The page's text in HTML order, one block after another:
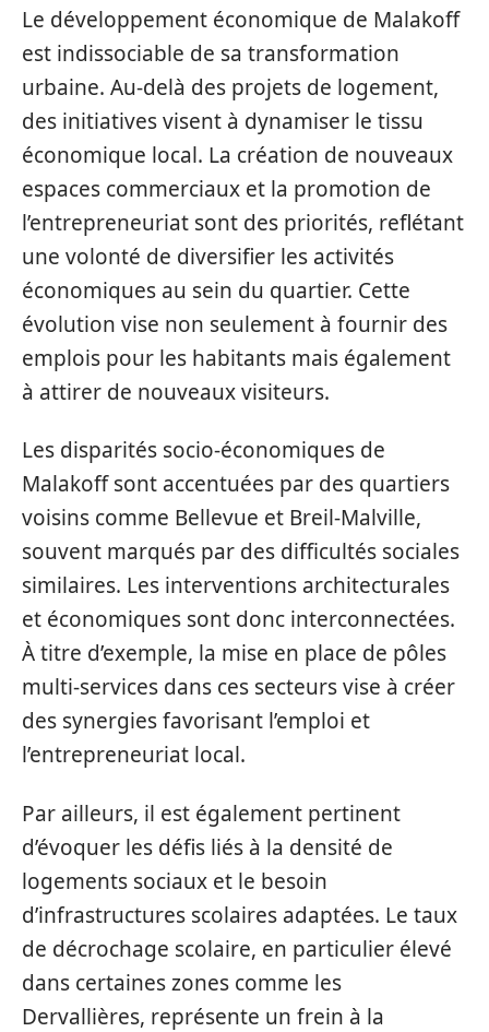
Le développement économique de Malakoff
est indissociable de sa transformation
urbaine. Au-delà des projets de logement,
des initiatives visent à dynamiser le tissu
économique local. La création de nouveaux
espaces commerciaux et la promotion de
l’entrepreneuriat sont des priorités, reflétant
une volonté de diversifier les activités
économiques au sein du quartier. Cette
évolution vise non seulement à fournir des
emplois pour les habitants mais également
à attirer de nouveaux visiteurs.
Les disparités socio-économiques de
Malakoff sont accentuées par des quartiers
voisins comme Bellevue et Breil-Malville,
souvent marqués par des difficultés sociales
similaires. Les interventions architecturales
et économiques sont donc interconnectées.
À titre d’exemple, la mise en place de pôles
multi-services dans ces secteurs vise à créer
des synergies favorisant l’emploi et
l’entrepreneuriat local.
Par ailleurs, il est également pertinent
d’évoquer les défis liés à la densité de
logements sociaux et le besoin
d’infrastructures scolaires adaptées. Le taux
de décrochage scolaire, en particulier élevé
dans certaines zones comme les
Dervallières, représente un frein à la